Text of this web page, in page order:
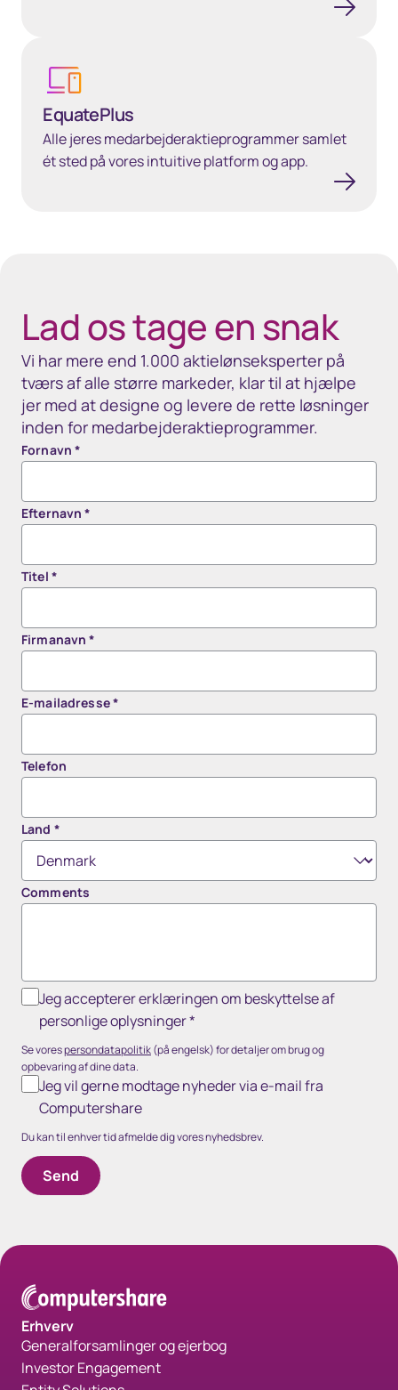
EquatePlus
Alle jeres medarbejderaktieprogrammer samlet
ét sted på vores intuitive platform og app.
Lad os tage en snak
Vi har mere end 1.000 aktielønseksperter på
tværs af alle større markeder, klar til at hjælpe
jer med at designe og levere de rette løsninger
inden for medarbejderaktieprogrammer.
Fornavn*
Efternavn*
Titel *
Firmanavn*
E-mailadresse*
Telefon
Land *
Comments
Jeg accepterer erklæringen om beskyttelse af
personlige oplysninger*
Se vorespersondatapolitik(på engelsk) for detaljer om brug og
opbevaring af dine data.
Jeg vil gerne modtage nyheder via e-mail fra
Computershare
Du kan til enhver tid afmelde dig vores nyhedsbrev.
Erhverv
Generalforsamlinger og ejerbog
Investor Engagement